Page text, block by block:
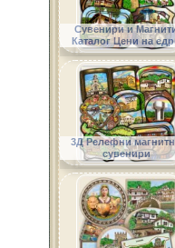
Сувенири и
Каталог Цени на
3Д Релефни
сувенири